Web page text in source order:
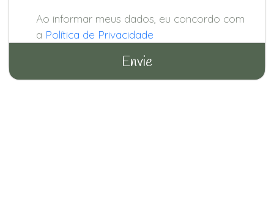
Ao informar meus dados, eu concordo com
a Política de Privacidade